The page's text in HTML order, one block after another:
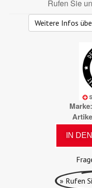
Rufen Sie
Weitere Infos
Marke
IN
» Rufen